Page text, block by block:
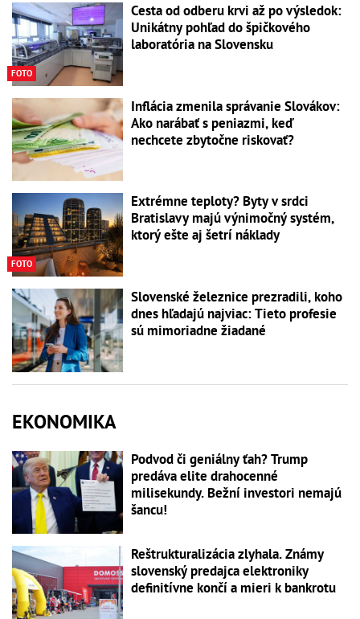
FOTO
Cesta od odberu krvi až po výsledok:
Unikátny pohľad do špičkového
laboratória na Slovensku
Inflácia zmenila správanie Slovákov:
Ako narábať s peniazmi, keď
nechcete zbytočne riskovať?
FOTO
Extrémne teploty? Byty v srdci
Bratislavy majú výnimočný systém,
ktorý ešte aj šetrí náklady
Slovenské železnice prezradili, koho
dnes hľadajú najviac: Tieto profesie
sú mimoriadne žiadané
EKONOMIKA
Podvod či geniálny ťah? Trump
predáva elite drahocenné
milisekundy. Bežní investori nemajú
šancu!
Reštrukturalizácia zlyhala. Známy
slovenský predajca elektroniky
definitívne končí a mieri k bankrotu